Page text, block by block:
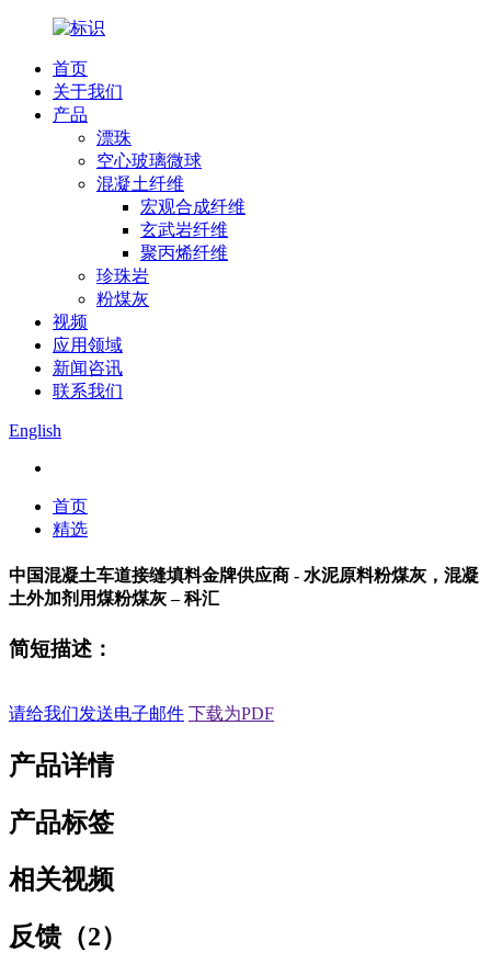
首页
关于我们
产品
漂珠
空心玻璃微球
混凝土纤维
宏观合成纤维
玄武岩纤维
聚丙烯纤维
珍珠岩
粉煤灰
视频
应用领域
新闻咨讯
联系我们
English
首页
精选
中国混凝土车道接缝填料金牌供应商 - 水泥原料粉煤灰，混凝
土外加剂用煤粉煤灰 – 科汇
简短描述：
请给我们发送电子邮件 下载为PDF
产品详情
产品标签
相关视频
反馈（2）